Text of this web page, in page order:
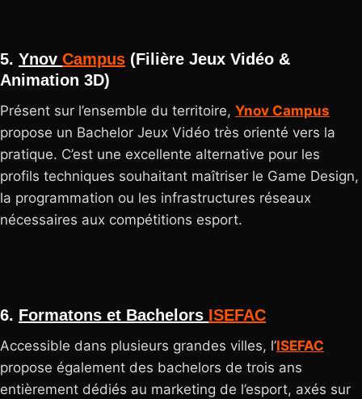
5. Ynov Campus (Filière Jeux Vidéo &
Animation 3D)
Présent sur l’ensemble du territoire, Ynov Campus
propose un Bachelor Jeux Vidéo très orienté vers la
pratique. C’est une excellente alternative pour les
profils techniques souhaitant maîtriser le Game Design,
la programmation ou les infrastructures réseaux
nécessaires aux compétitions esport.
6. Formatons et Bachelors ISEFAC
Accessible dans plusieurs grandes villes, l’ISEFAC
propose également des bachelors de trois ans
entièrement dédiés au marketing de l’esport, axés sur